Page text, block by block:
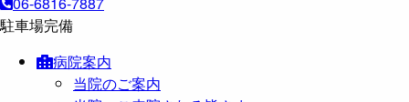
駐車場完備
病院案内
当院のご案内